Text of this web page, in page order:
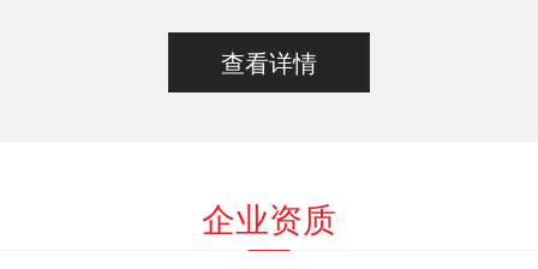
查看详情
企业资质